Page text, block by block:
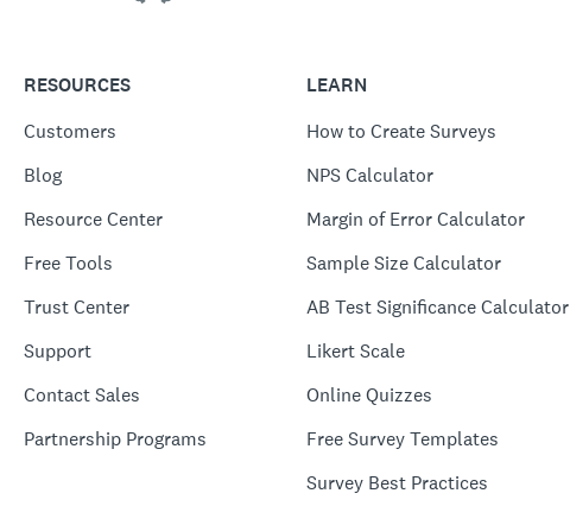
RESOURCES
Customers
Blog
Resource Center
Free Tools
Trust Center
Support
Contact Sales
Partnership Programs
LEARN
How to Create Surveys
NPS Calculator
Margin of Error Calculator
Sample Size Calculator
AB Test Significance Calculator
Likert Scale
Online Quizzes
Free Survey Templates
Survey Best Practices